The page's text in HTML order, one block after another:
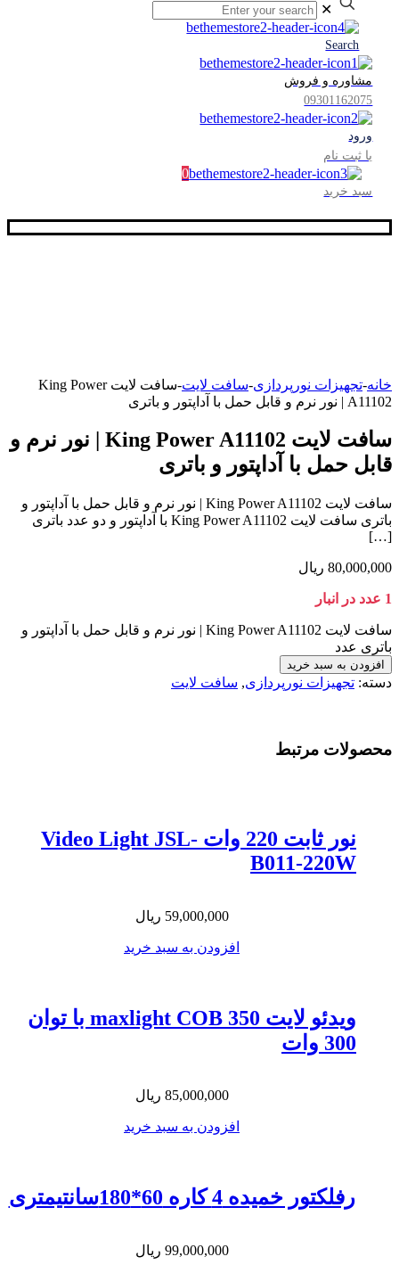
✕
Search
مشاوره و فروش
09301162075
ورود
یا ثبت نام
0
سبد خرید
خانه-تجهیزات نورپردازی-سافت لایت-
سافت لایت King Power
A11102 | نور نرم و قابل حمل با آداپتور و باتری
سافت لایت King Power A11102 | نور نرم و
قابل حمل با آداپتور و باتری
سافت لایت King Power A11102 | نور نرم و قابل حمل با آداپتور و
باتری سافت لایت King Power A11102 با آداپتور و دو عدد باتری
[…]
80,000,000 ریال
1 عدد در انبار
سافت لایت King Power A11102 | نور نرم و قابل حمل با آداپتور و
باتری عدد
افزودن به سبد خرید
دسته: تجهیزات نورپردازی, سافت لایت
محصولات مرتبط
نور ثابت 220 وات Video Light JSL-
B011-220W
59,000,000 ریال
افزودن به سبد خرید
ویدئو لایت maxlight COB 350 با توان
300 وات
85,000,000 ریال
افزودن به سبد خرید
رفلکتور خمیده 4 کاره 60*180سانتیمتری
99,000,000 ریال